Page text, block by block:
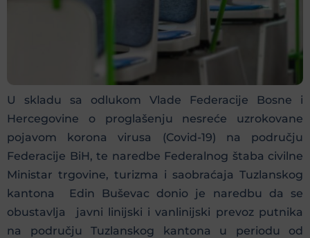
U skladu sa odlukom Vlade Federacije Bosne i
Hercegovine o proglašenju nesreće uzrokovane
pojavom korona virusa (Covid-19) na području
Federacije BiH, te naredbe Federalnog štaba civilne
Ministar trgovine, turizma i saobraćaja Tuzlanskog
kantona Edin Buševac donio je naredbu da se
obustavlja javni linijski i vanlinijski prevoz putnika
na području Tuzlanskog kantona u periodu od